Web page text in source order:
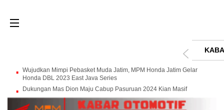
Wujudkan Mimpi Pebasket Muda Jatim, MPM Honda Jatim Gelar
Honda DBL 2023 East Java Series
Dukungan Mas Dion Maju Cabup Pasuruan 2024 Kian Masif